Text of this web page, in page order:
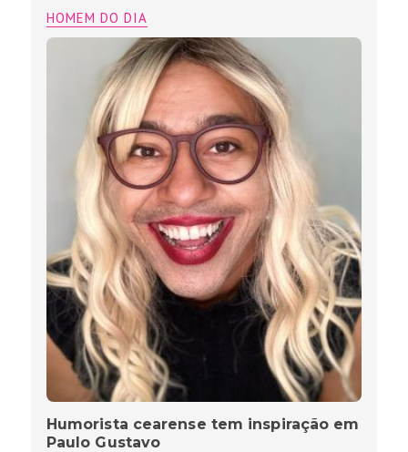
HOMEM DO DIA
Humorista cearense tem inspiração em
Paulo Gustavo